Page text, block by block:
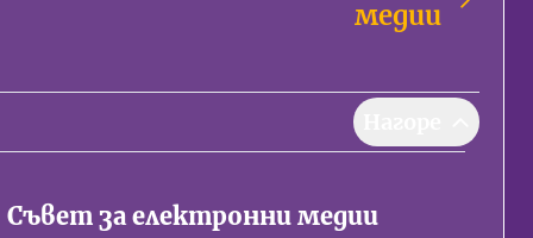
медии
Съвет за електронни медии